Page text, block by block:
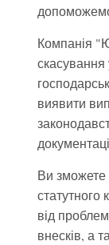
Компанія
виявити
Ви зможете
статутного
від
внесків, а